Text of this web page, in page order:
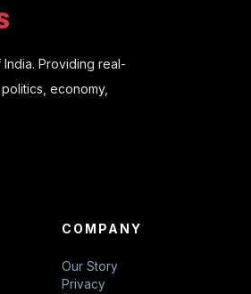
Providing real-
economy,
COMPANY
Our Story
Privacy